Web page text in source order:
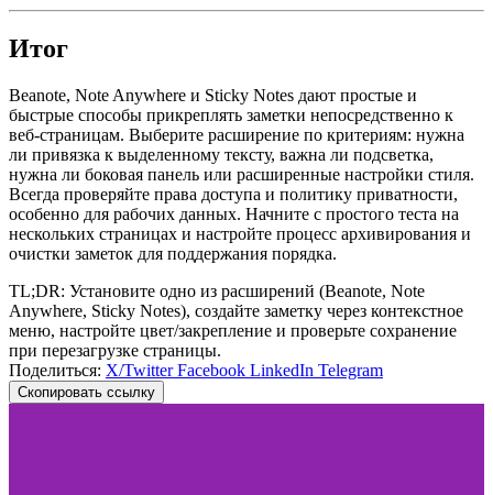
Итог
Beanote, Note Anywhere и Sticky Notes дают простые и
быстрые способы прикреплять заметки непосредственно к
веб‑страницам. Выберите расширение по критериям: нужна
ли привязка к выделенному тексту, важна ли подсветка,
нужна ли боковая панель или расширенные настройки стиля.
Всегда проверяйте права доступа и политику приватности,
особенно для рабочих данных. Начните с простого теста на
нескольких страницах и настройте процесс архивирования и
очистки заметок для поддержания порядка.
TL;DR: Установите одно из расширений (Beanote, Note
Anywhere, Sticky Notes), создайте заметку через контекстное
меню, настройте цвет/закрепление и проверьте сохранение
при перезагрузке страницы.
Поделиться: X/TwitterFacebook LinkedIn Telegram
Скопировать ссылку